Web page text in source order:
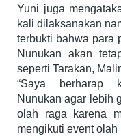
Yuni juga
kali dilaksanakan
terbukti bahwa para
Nunukan akan
seperti Tarakan,
“Saya berharap
Nunukan agar lebih
olah raga karena
mengikuti event